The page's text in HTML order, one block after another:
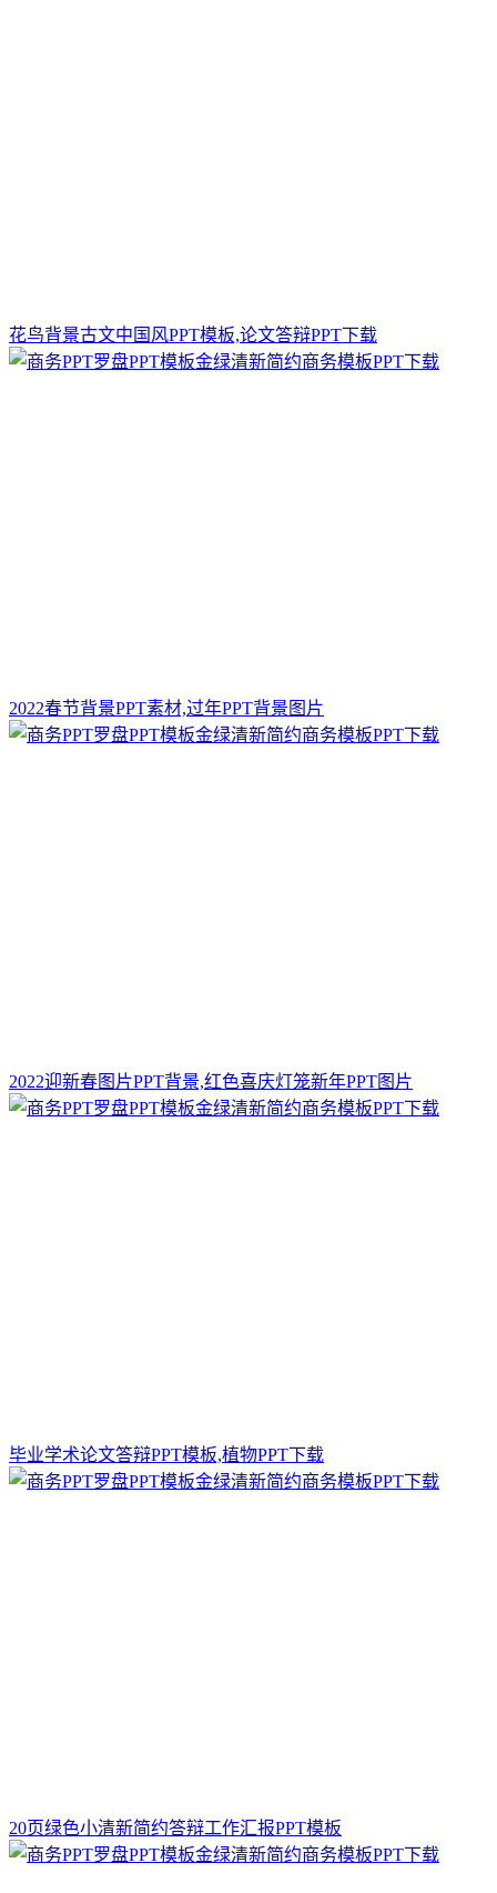
花鸟背景古文中国风PPT模板,论文答辩PPT下载
2022春节背景PPT素材,过年PPT背景图片
2022迎新春图片PPT背景,红色喜庆灯笼新年PPT图片
毕业学术论文答辩PPT模板,植物PPT下载
20页绿色小清新简约答辩工作汇报PPT模板